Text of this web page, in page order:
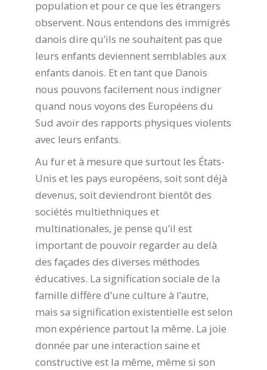
population et pour ce que les étrangers
observent. Nous entendons des immigrés
danois dire qu’ils ne souhaitent pas que
leurs enfants deviennent semblables aux
enfants danois. Et en tant que Danois
nous pouvons facilement nous indigner
quand nous voyons des Européens du
Sud avoir des rapports physiques violents
avec leurs enfants.
Au fur et à mesure que surtout les États-
Unis et les pays européens, soit sont déjà
devenus, soit deviendront bientôt des
sociétés multiethniques et
multinationales, je pense qu’il est
important de pouvoir regarder au delà
des façades des diverses méthodes
éducatives. La signification sociale de la
famille diffère d’une culture à l’autre,
mais sa signification existentielle est selon
mon expérience partout la même. La joie
donnée par une interaction saine et
constructive est la même, même si son